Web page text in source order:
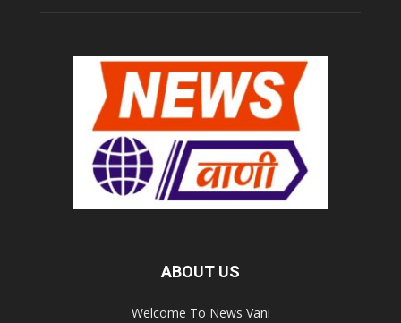
ABOUT US
Welcome To News Vani